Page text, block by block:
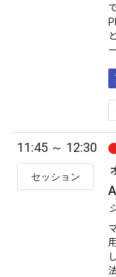
11:45 ～ 12:30
セッション